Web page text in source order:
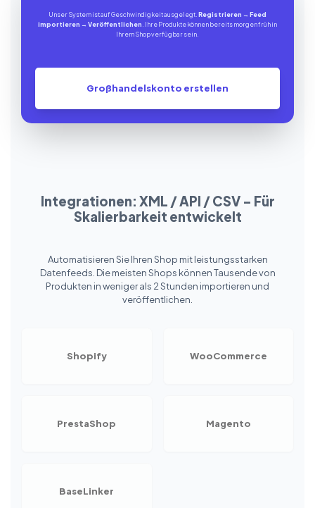
Unser System ist auf Geschwindigkeit ausgelegt. Registrieren → Feed
importieren → Veröffentlichen . Ihre Produkte können bereits morgen früh in
Ihrem Shop verfügbar sein.
Großhandelskonto erstellen
Integrationen: XML / API / CSV – Für
Skalierbarkeit entwickelt
Automatisieren Sie Ihren Shop mit leistungsstarken
Datenfeeds. Die meisten Shops können Tausende von
Produkten in weniger als 2 Stunden importieren und
veröffentlichen.
Shopify WooCommerce
PrestaShop Magento
BaseLinker